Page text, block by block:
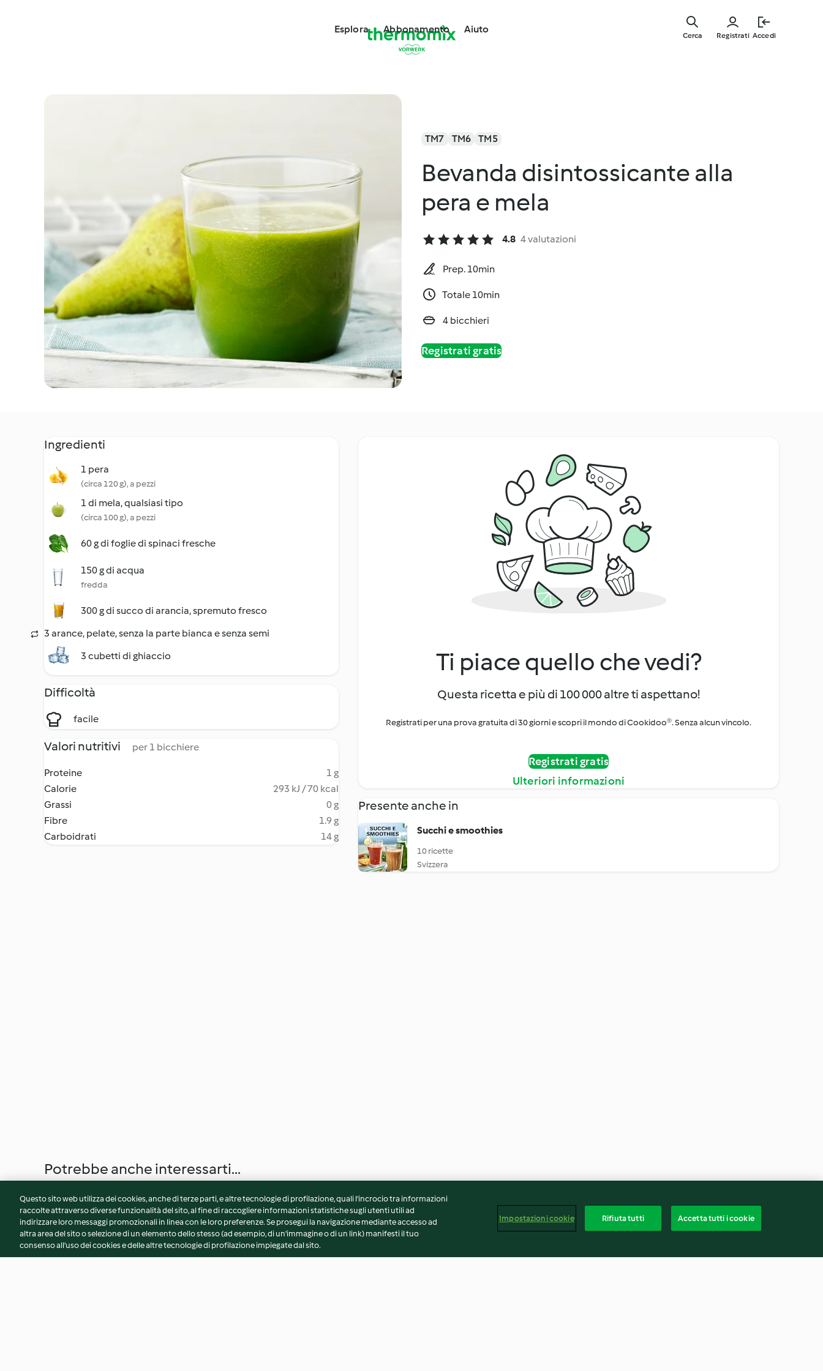
Esplora Abbonamento Aiuto
Registrati Accedi
Cerca
TM7 TM6 TM5
Bevanda disintossicante alla
pera e mela
4.8 4 valutazioni
Prep. 10min
Totale 10min
4 bicchieri
Registrati gratis
Ingredienti
1 pera
(circa 120 g), a pezzi
1 di mela, qualsiasi tipo
(circa 100 g), a pezzi
60 g di foglie di spinaci fresche
150 g di acqua
fredda
300 g di succo di arancia, spremuto fresco
3 arance, pelate, senza la parte bianca e senza semi
3 cubetti di ghiaccio
Difficoltà
facile
Valori nutritivi per 1 bicchiere
Proteine
1 g
Calorie
293 kJ / 70 kcal
Grassi
0 g
Fibre
1.9 g
Carboidrati
14 g
Ti piace quello che vedi?
Questa ricetta e più di 100 000 altre ti aspettano!
Registrati per una prova gratuita di 30 giorni e scopri il mondo di Cookidoo®. Senza alcun vincolo.
Registrati gratis
Ulteriori informazioni
Presente anche in
Succhi e smoothies
10 ricette
Svizzera
Potrebbe anche interessarti...
Questo sito web utilizza dei cookies, anche di terze parti, e altre tecnologie di profilazione, quali l’incrocio tra informazioni
raccolte attraverso diverse funzionalità del sito, al fine di raccogliere informazioni statistiche sugli utenti utili ad
indirizzare loro messaggi promozionali in linea con le loro preferenze. Se prosegui la navigazione mediante accesso ad
altra area del sito o selezione di un elemento dello stesso (ad esempio, di un'immagine o di un link) manifesti il tuo
consenso all'uso dei cookies e delle altre tecnologie di profilazione impiegate dal sito.
Impostazioni cookie Rifiuta tutti Accetta tutti i cookie